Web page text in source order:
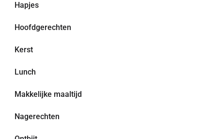
Hapjes
Hoofdgerechten
Kerst
Lunch
Makkelijke maaltijd
Nagerechten